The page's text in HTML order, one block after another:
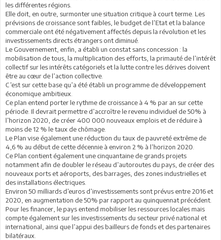
les différentes régions.
Elle doit, en outre, surmonter une situation critique à court terme. Les
prévisions de croissance sont faibles, le budget de l’Etat et la balance
commerciale ont été négativement affectés depuis la révolution et les
investissements directs étrangers ont diminué.
Le Gouvernement, enfin, a établi un constat sans concession : la
mobilisation de tous, la multiplication des efforts, la primauté de l’intérêt
collectif sur les intérêts catégoriels et la lutte contre les dérives doivent
être au cœur de l’action collective.
C’est sur cette base qu’a été établi un programme de développement
économique ambitieux.
Ce plan entend porter le rythme de croissance à 4 % par an sur cette
période. Il devrait permettre d’accroître le revenu individuel de 50% à
l’horizon 2020, de créer 400 000 nouveaux emplois et de réduire à
moins de 12 % le taux de chômage.
Le Plan vise également une réduction du taux de pauvreté extrême de
4,6 % au début de cette décennie à environ 2 % à l’horizon 2020.
Ce Plan contient également une cinquantaine de grands projets
notamment afin de doubler le réseau d’autoroutes du pays, de créer des
nouveaux ports et aéroports, des barrages, des zones industrielles et
des installations électriques.
Environ 50 milliards d’euros d’investissements sont prévus entre 2016 et
2020, en augmentation de 50% par rapport au quinquennat précédent.
Pour les financer, le pays entend mobiliser les ressources locales mais
compte également sur les investissements du secteur privé national et
international, ainsi que l’appui des bailleurs de fonds et des partenaires
bilatéraux.